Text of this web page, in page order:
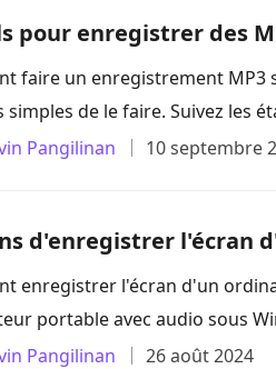
pour enregistrer des
faire un enregistrement MP3
simples de le faire. Suivez les
Pangilinan 10 septembre
d'enregistrer l'écran
enregistrer l'écran d'un
portable avec audio sous
Pangilinan 26 août 2024